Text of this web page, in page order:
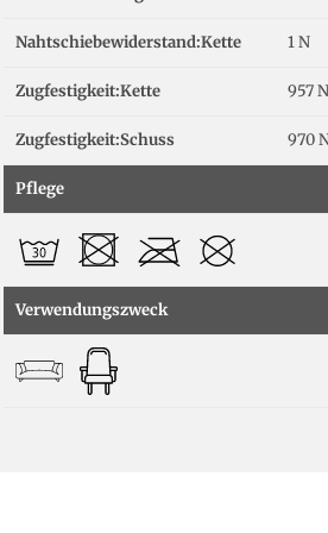
Nahtschiebewiderstand:Kette 1 N
Zugfestigkeit:Kette 957 N
Zugfestigkeit:Schuss 970
Pflege
Verwendungszweck